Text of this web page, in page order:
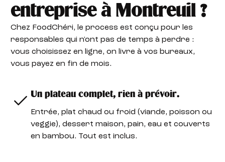
entreprise à Montreuil ?
Chez FoodChéri, le process est conçu pour les
responsables qui n'ont pas de temps à perdre :
vous choisissez en ligne, on livre à vos bureaux,
vous payez en fin de mois.
Un plateau complet, rien à prévoir.
Entrée, plat chaud ou froid (viande, poisson ou
veggie), dessert maison, pain, eau et couverts
en bambou. Tout est inclus.